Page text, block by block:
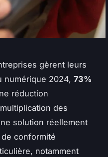
gèrent leurs
numérique 2024, 73%
réduction
des
solution réellement
conformité
notamment